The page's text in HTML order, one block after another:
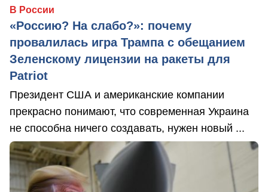
В России
«Россию? На слабо?»: почему
провалилась игра Трампа с обещанием
Зеленскому лицензии на ракеты для
Patriot
Президент США и американские компании
прекрасно понимают, что современная Украина
не способна ничего создавать, нужен новый ...